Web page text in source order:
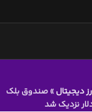
دیجیتال»صندوق بلک